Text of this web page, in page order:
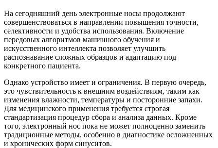
На сегодняшний день электронные носы продолжают
совершенствоваться в направлении повышения точности,
селективности и удобства использования. Включение
передовых алгоритмов машинного обучения и
искусственного интеллекта позволяет улучшить
распознавание сложных образцов и адаптацию под
конкретного пациента.
Однако устройство имеет и ограничения. В первую очередь,
это чувствительность к внешним воздействиям, таким как
изменения влажности, температуры и посторонние запахи.
Для медицинского применения требуется строгая
стандартизация процедур сбора и анализа данных. Кроме
того, электронный нос пока не может полноценно заменить
традиционные методы, особенно в диагностике осложненных
и хронических форм синуситов.